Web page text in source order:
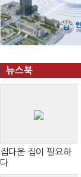
뉴스북
집다운 집이 필요하
다